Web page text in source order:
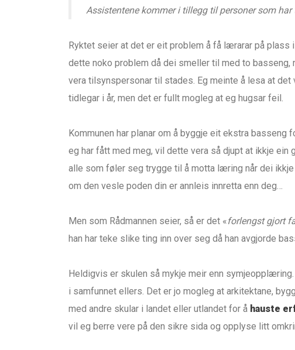
Assistentene kommer i tillegg til personer som
Ryktet seier at det er eit problem å få lærarar på
dette noko problem då dei smeller til med to
vera tilsynspersonar til stades. Eg meinte å lesa at
tidlegar i år, men det er fullt mogleg at eg hugsar feil.
Kommunen har planar om å byggje eit ekstra basseng
eg har fått med meg, vil dette vera så djupt at ikkje ein
alle som føler seg trygge til å motta læring når dei
om den vesle poden din er annleis innretta enn deg…
Men som Rådmannen seier, så er det «forlengst gjort
han har teke slike ting inn over seg då han avgjorde
Heldigvis er skulen så mykje meir enn
i samfunnet ellers. Det er jo mogleg at arkitektane,
med andre skular i landet eller utlandet for å hauste
vil eg berre vere på den sikre sida og opplyse litt